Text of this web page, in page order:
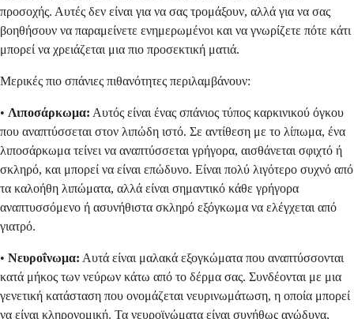
προσοχής. Αυτές δεν είναι για να σας τρομάξουν, αλλά για να σας
βοηθήσουν να παραμείνετε ενημερωμένοι και να γνωρίζετε πότε κάτι
μπορεί να χρειάζεται μια πιο προσεκτική ματιά.
Μερικές πιο σπάνιες πιθανότητες περιλαμβάνουν:
• Λιποσάρκωμα: Αυτός είναι ένας σπάνιος τύπος καρκινικού όγκου
που αναπτύσσεται στον λιπώδη ιστό. Σε αντίθεση με το λίπωμα, ένα
λιποσάρκωμα τείνει να αναπτύσσεται γρήγορα, αισθάνεται σφιχτό ή
σκληρό, και μπορεί να είναι επώδυνο. Είναι πολύ λιγότερο συχνό από
τα καλοήθη λιπώματα, αλλά είναι σημαντικό κάθε γρήγορα
αναπτυσσόμενο ή ασυνήθιστα σκληρό εξόγκωμα να ελέγχεται από
γιατρό.
• Νευροΐνωμα: Αυτά είναι μαλακά εξογκώματα που αναπτύσσονται
κατά μήκος των νεύρων κάτω από το δέρμα σας. Συνδέονται με μια
γενετική κατάσταση που ονομάζεται νευρινωμάτωση, η οποία μπορεί
να είναι κληρονομική. Τα νευροϊνώματα είναι συνήθως ανώδυνα,